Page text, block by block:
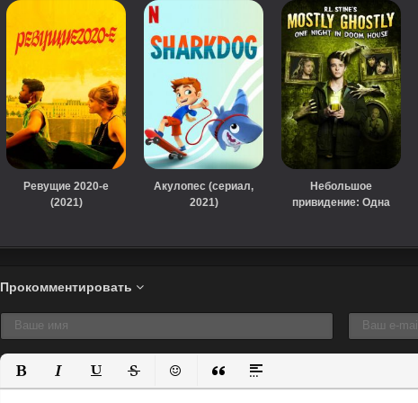
Ревущие 2020-е
(2021)
Акулопес (сериал,
2021)
Небольшое
привидение: Одна
Прокомментировать
Полужирный
КурсивПодчеркнутый
ЗачеркнутыйВставить смайлик
Вставка цитаты
Вставка спойлера